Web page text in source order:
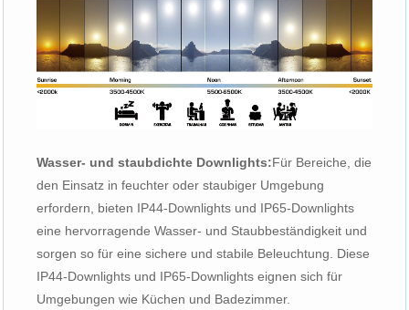
Wasser- und staubdichte Downlights:Für Bereiche, die
den Einsatz in feuchter oder staubiger Umgebung
erfordern, bieten IP44-Downlights und IP65-Downlights
eine hervorragende Wasser- und Staubbeständigkeit und
sorgen so für eine sichere und stabile Beleuchtung. Diese
IP44-Downlights und IP65-Downlights eignen sich für
Umgebungen wie Küchen und Badezimmer.